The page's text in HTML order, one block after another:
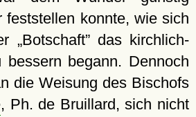
feststellen konnte, wie sich
Botschaft das kirchlich-
bessern begann. Dennoch
die Weisung des Bischofs
, Ph. de Bruillard, sich nicht